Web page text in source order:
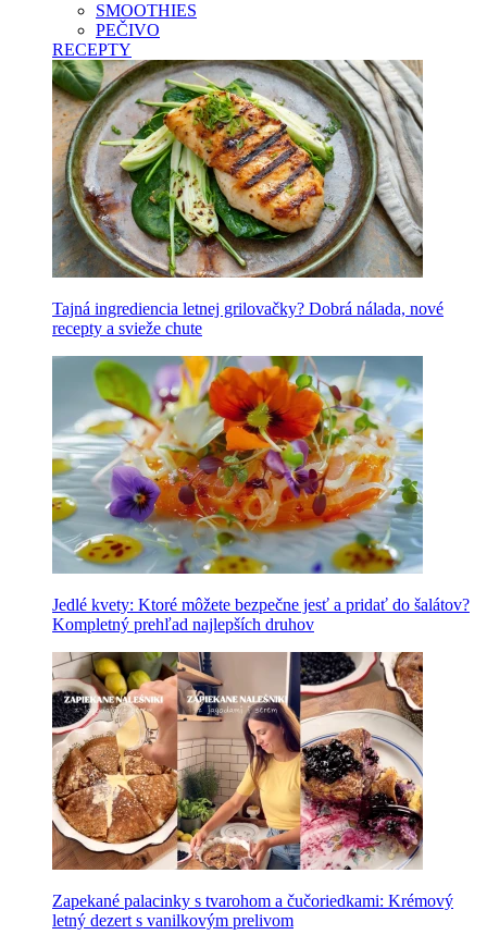
SMOOTHIES
PEČIVO
RECEPTY
Tajná ingrediencia letnej grilovačky? Dobrá nálada, nové
recepty a svieže chute
Jedlé kvety: Ktoré môžete bezpečne jesť a pridať do šalátov?
Kompletný prehľad najlepších druhov
Zapekané palacinky s tvarohom a čučoriedkami: Krémový
letný dezert s vanilkovým prelivom